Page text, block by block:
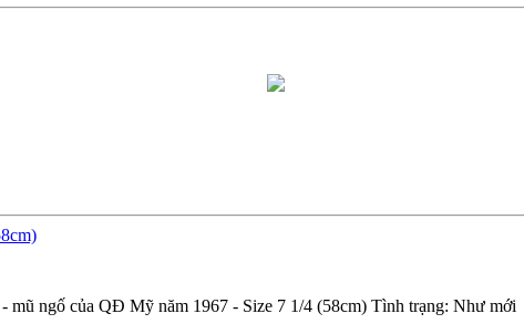
mũ ngố của QĐ Mỹ năm 1967 - Size 7 1/4 (58cm) Tình trạng: Như mới